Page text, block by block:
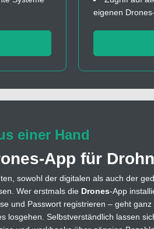
eigenen
einer Hand
App für
sowohl der digitalen als auch der
Wer erstmals die Drones-App
und Passwort registrieren – geht
losgehen. Selbstverständlich lassen